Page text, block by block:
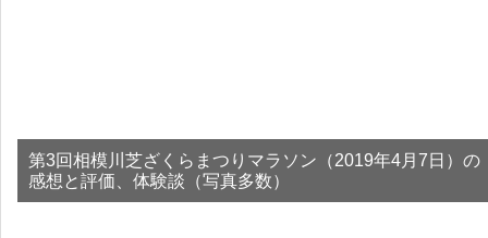
第3回相模川芝ざくらまつりマラソン（2019年4月7日）の
感想と評価、体験談（写真多数）